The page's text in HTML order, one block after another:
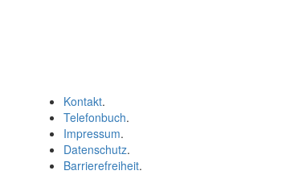
Kontakt.
Telefonbuch.
Impressum.
Datenschutz.
Barrierefreiheit.